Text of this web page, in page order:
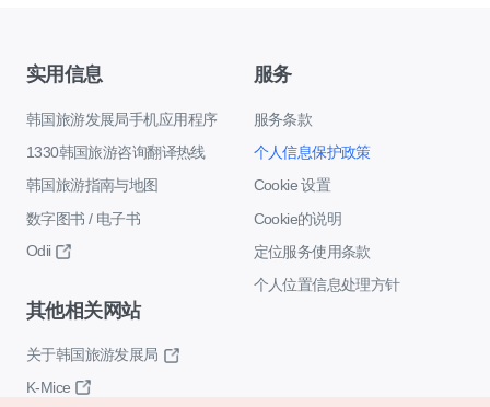
实用信息
韩国旅游发展局手机应用程序
1330韩国旅游咨询翻译热线
韩国旅游指南与地图
数字图书 / 电子书
Odii
服务
服务条款
个人信息保护政策
Cookie 设置
Cookie的说明
定位服务使用条款
个人位置信息处理方针
其他相关网站
关于韩国旅游发展局
K-Mice